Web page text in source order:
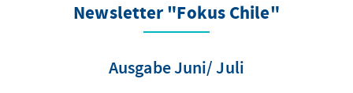
Newsletter "Fokus Chile"
Ausgabe Juni/ Juli